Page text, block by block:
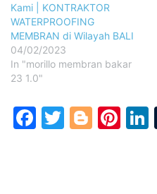
Kami | KONTRAKTOR
WATERPROOFING
MEMBRAN di Wilayah BALI
04/02/2023
In "morillo membran bakar
23 1.0"
Facebook
Twitter